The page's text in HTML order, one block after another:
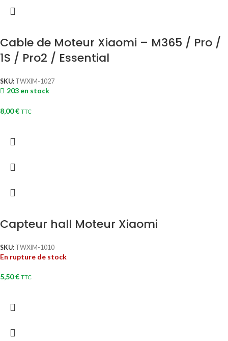
Cable de Moteur Xiaomi – M365 / Pro /
1S / Pro2 / Essential
SKU: TWXIM-1027
203 en stock
8,00€ TTC
Capteur hall Moteur Xiaomi
SKU: TWXIM-1010
En rupture de stock
5,50€ TTC